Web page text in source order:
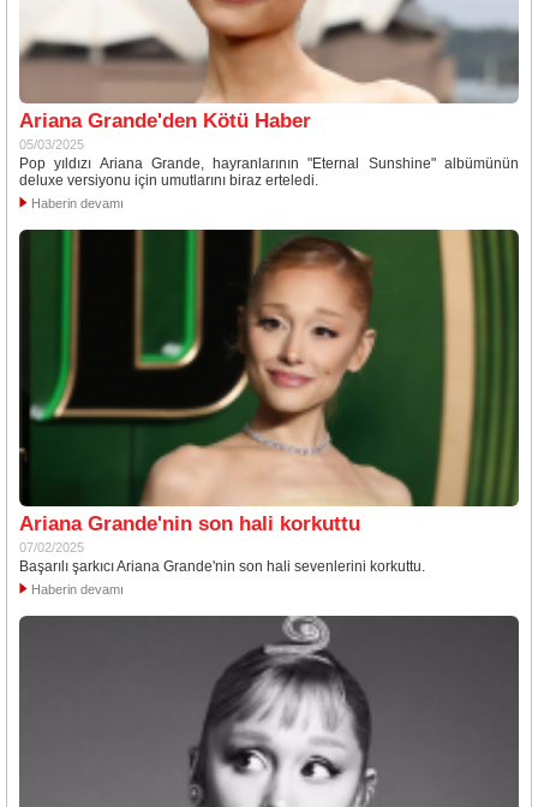
Ariana Grande'den Kötü Haber
05/03/2025
Pop yıldızı Ariana Grande, hayranlarının "Eternal Sunshine" albümünün
deluxe versiyonu için umutlarını biraz erteledi.
Haberin devamı
Ariana Grande'nin son hali korkuttu
07/02/2025
Başarılı şarkıcı Ariana Grande'nin son hali sevenlerini korkuttu.
Haberin devamı